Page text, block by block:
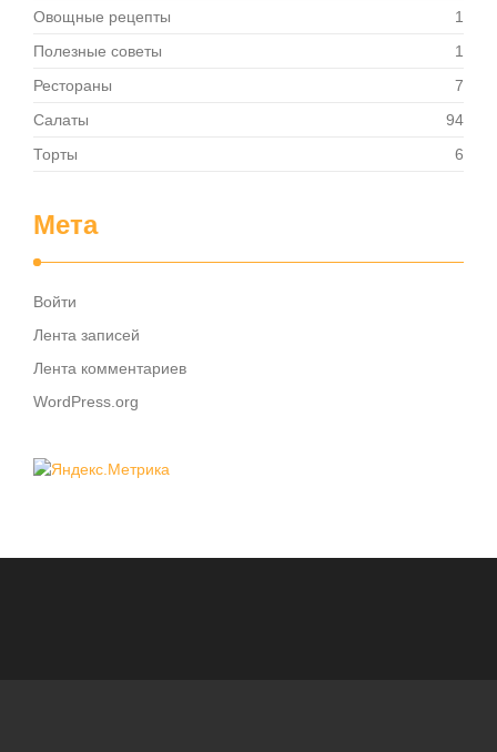
Овощные рецепты
1
Полезные советы
1
Рестораны
7
Салаты
94
Торты
6
Мета
Войти
Лента записей
Лента комментариев
WordPress.org